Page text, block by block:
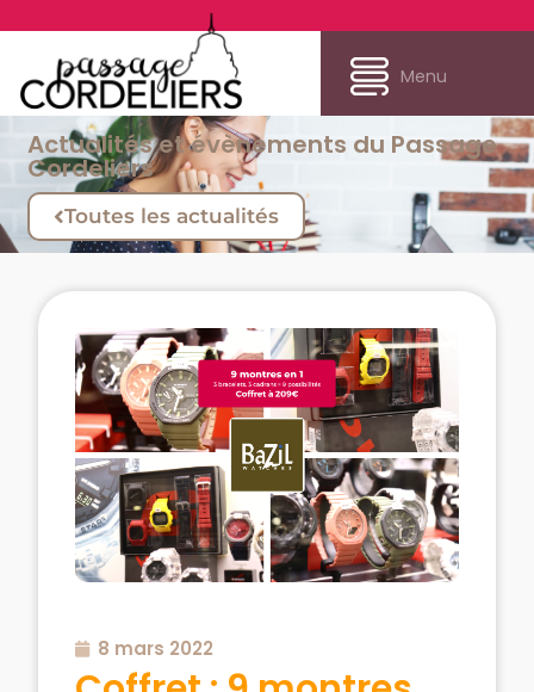
Menu
Actualités et évènements du Passage
Cordeliers
Toutes les actualités
8 mars 2022